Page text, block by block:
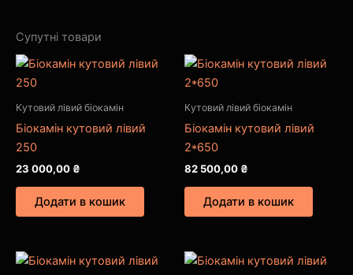
Супутні товари
Кутовий лівий біокамін
Біокамін кутовий лівий
250
23 000,00 ₴
Додати в кошик
Кутовий лівий біокамін
Біокамін кутовий лівий
2*650
82 500,00 ₴
Додати в кошик